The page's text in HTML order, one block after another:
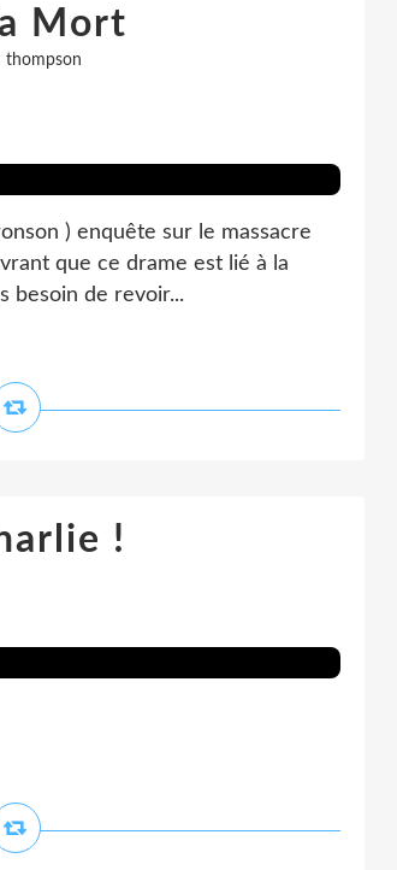
Mort
thompson
) enquête sur le massacre
que ce drame est lié à la
besoin de revoir...
!